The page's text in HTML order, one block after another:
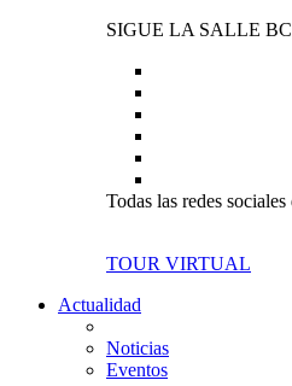
SIGUE LA SALLE
Todas las redes
TOUR VIRTUAL
Actualidad
Noticias
Eventos